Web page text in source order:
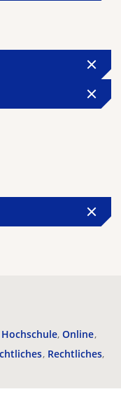
Hochschule Online
Rechtliches